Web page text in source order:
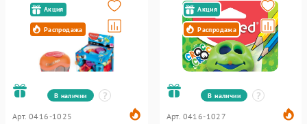
Акция
Распродажа
В наличии
Арт. 0416-1025
Акция
Распродажа
В наличии
Арт. 0416-1027